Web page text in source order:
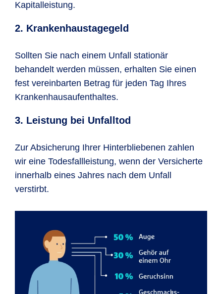
Kapitalleistung.
2. Krankenhaustagegeld
Sollten Sie nach einem Unfall stationär
behandelt werden müssen, erhalten Sie einen
fest vereinbarten Betrag für jeden Tag Ihres
Krankenhausaufenthaltes.
3. Leistung bei Unfalltod
Zur Absicherung Ihrer Hinterbliebenen zahlen
wir eine Todesfallleistung, wenn der Versicherte
innerhalb eines Jahres nach dem Unfall
verstirbt.